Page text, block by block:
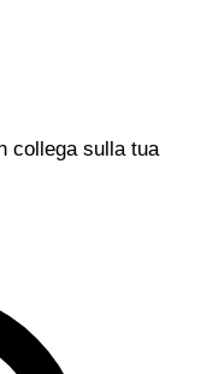
collega sulla tua